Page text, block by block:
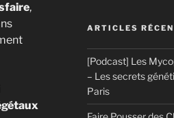
,
ARTICLES
[Podcast] Les
– Les secrets
Paris